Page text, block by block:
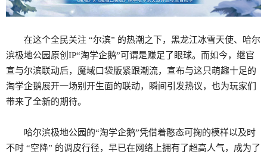
在这个全民关注 “尔滨” 的热潮之下，黑龙江冰雪天使、哈尔
滨极地公园原创IP“淘学企鹅”可谓是赚足了眼球。而如今，继官
宣与尔滨联动后，魔域口袋版紧跟潮流，宣布与这只萌趣十足的
淘学企鹅展开一场别开生面的联动，瞬间引发热议，也为玩家们
带来了全新的期待。
哈尔滨极地公园的“淘学企鹅”凭借着憨态可掬的模样以及时
不时 “空降” 的调皮行径，早已在网络上拥有了超高人气，成为了